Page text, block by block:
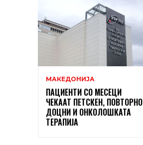
МАКЕДОНИЈА
ПАЦИЕНТИ СО МЕСЕЦИ
ЧЕКААТ ПЕТСКЕН, ПОВТОРНО
ДОЦНИ И ОНКОЛОШКАТА
ТЕРАПИЈА